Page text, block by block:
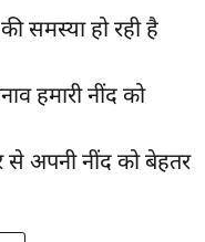
समस्या हो रही है
हमारी नींद को
अपनी नींद को बेहतर